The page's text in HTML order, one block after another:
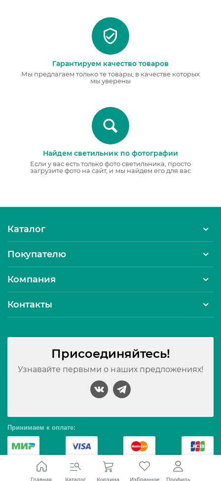
Гарантируем качество товаров
Мы предлагаем только те товары, в качестве которых
мы уверены
Найдем светильник по фотографии
Если у вас есть только фото светильника, просто
загрузите фото на сайт, и мы найдем его для вас
Каталог
Покупателю
Компания
Контакты
Присоединяйтесь!
Узнавайте первыми о наших предложениях!
Принимаем к оплате:
© 2010 – 2026 Интернет-магазин Северное сияние. Все
Профиль